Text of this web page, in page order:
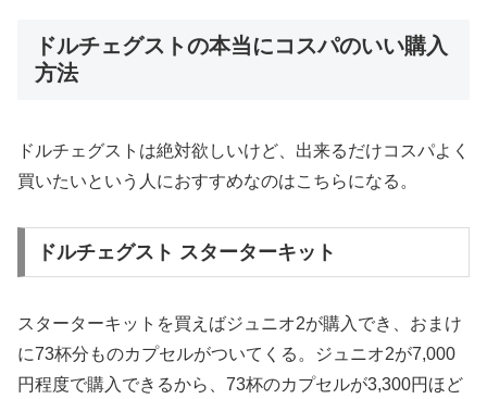
ドルチェグストの本当にコスパのいい購入
方法
ドルチェグストは絶対欲しいけど、出来るだけコスパよく
買いたいという人におすすめなのはこちらになる。
ドルチェグスト スターターキット
スターターキットを買えばジュニオ2が購入でき、おまけ
に73杯分ものカプセルがついてくる。ジュニオ2が7,000
円程度で購入できるから、73杯のカプセルが3,300円ほど